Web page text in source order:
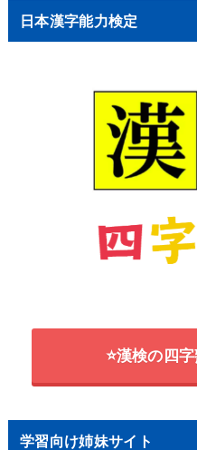
日本漢字能力検定
⭐漢検の四
学習向け姉妹サイト